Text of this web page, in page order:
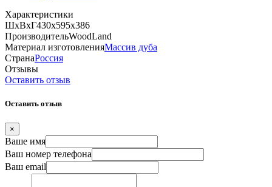
Характеристики
ШхВхГ430х595х386
ПроизводительWoodLand
Материал изготовленияМассив дуба
СтранаРоссия
Отзывы
Оставить отзыв
Оставить отзыв
×
Ваше имя
Ваш номер телефона
Ваш email